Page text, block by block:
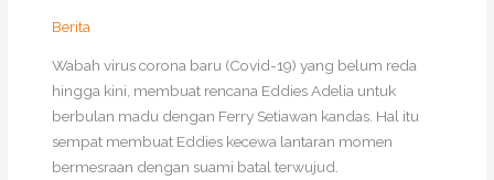
Berita
Wabah virus corona baru (Covid-19) yang belum reda
hingga kini, membuat rencana Eddies Adelia untuk
berbulan madu dengan Ferry Setiawan kandas. Hal itu
sempat membuat Eddies kecewa lantaran momen
bermesraan dengan suami batal terwujud.